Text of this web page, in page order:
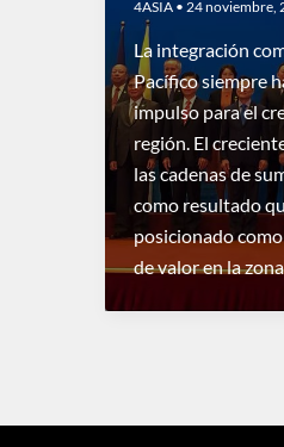
4ASIA • 24 noviembre,
La integración
Pacífico siempre
impulso para el
región. El
las cadenas de
como resultado
posicionado
de valor en la